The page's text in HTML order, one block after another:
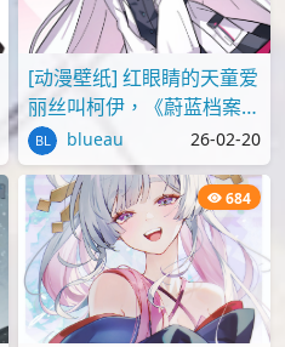
[动漫壁纸] 红眼睛的天童爱
丽丝叫柯伊，《蔚蓝档案》
壁纸图片分享
blueau 26-02-20
684